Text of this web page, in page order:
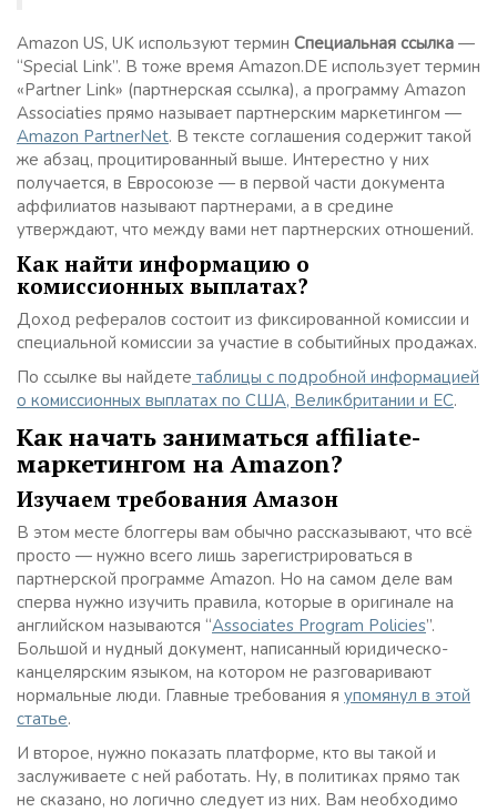
Amazon US, UK используют термин Специальная ссылка —
“Special Link”. В тоже время Amazon.DE использует термин
«Partner Link» (партнерская ссылка), а программу Amazon
Associaties прямо называет партнерским маркетингом —
Amazon PartnerNet. В тексте соглашения содержит такой
же абзац, процитированный выше. Интерестно у них
получается, в Евросоюзе — в первой части документа
аффилиатов называют партнерами, а в средине
утверждают, что между вами нет партнерских отношений.
Как найти информацию о
комиссионных выплатах?
Доход рефералов состоит из фиксированной комиссии и
специальной комиссии за участие в событийных продажах.
По ссылке вы найдете таблицы с подробной информацией
о комиссионных выплатах по США, Великбритании и ЕС.
Как начать заниматься affiliate-
маркетингом на Amazon?
Изучаем требования Амазон
В этом месте блоггеры вам обычно рассказывают, что всё
просто — нужно всего лишь зарегистрироваться в
партнерской программе Amazon. Но на самом деле вам
сперва нужно изучить правила, которые в оригинале на
английском называются “Associates Program Policies”.
Большой и нудный документ, написанный юридическо-
канцелярским языком, на котором не разговаривают
нормальные люди. Главные требования я упомянул в этой
статье.
И второе, нужно показать платформе, кто вы такой и
заслуживаете с ней работать. Ну, в политиках прямо так
не сказано, но логично следует из них. Вам необходимо